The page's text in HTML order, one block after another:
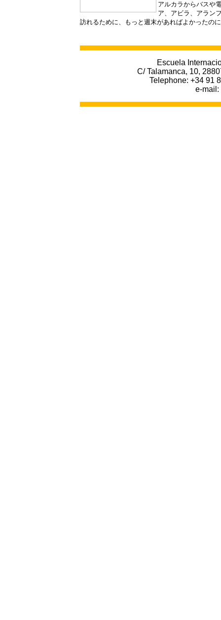
アルカラからバスや
ア、アビラ、アラン
訪れるために、もっと週末があればよかったの
Escuela
C/ Talamanca, 10,
Telephone: +34 91
e-mail: